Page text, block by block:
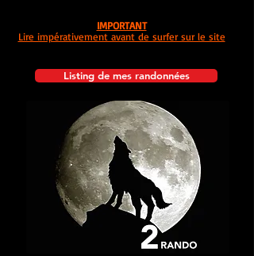
Listing de mes randonnées
IMPORTANT
Lire impérativement avant de surfer sur le site